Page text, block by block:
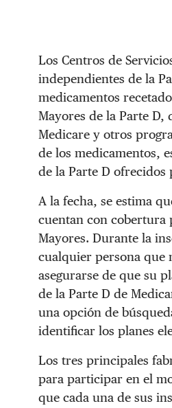
Los Centros de
independientes de la
medicamentos
Mayores de la Parte D,
Medicare y otros
de los medicamentos,
de la Parte D ofrecidos
A la fecha, se estima
cuentan con cobertura
Mayores. Durante la
cualquier persona que
asegurarse de que su
de la Parte D de
una opción de
identificar los planes
Los tres principales
para participar en el
que cada una de sus